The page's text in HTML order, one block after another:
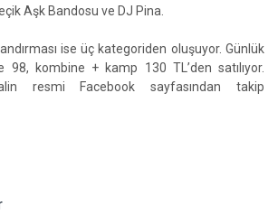
Aşk Bandosu ve DJ Pina.
ise üç kategoriden oluşuyor. Günlük
98, kombine + kamp 130 TL’den satılıyor.
resmi Facebook sayfasından takip